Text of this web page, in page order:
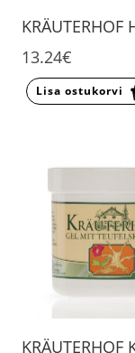
KRÄUTERHOF
13.24€
Lisa ostukorvi
KRÄUTERHOF